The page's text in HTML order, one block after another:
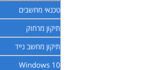
טכנאי מחשבים
תיקון מרחוק
תיקון מחשב נייד
Windows 10